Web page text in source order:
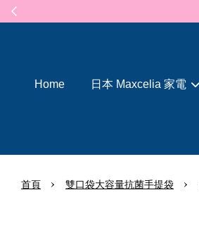
Home 日本 Maxcelia 家電
首頁 › 雙口袋大容量抗菌手提袋 ›